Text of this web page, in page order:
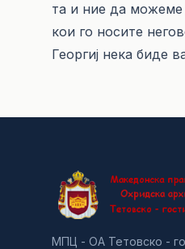
та и ние да можеме
кои го носите
Георгиј нека биде
МПЦ - ОА Тетовско -